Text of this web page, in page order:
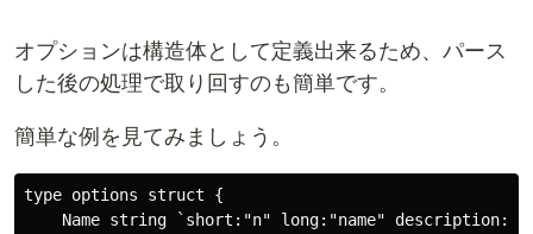
オプションは構造体として定義出来るため、パース
した後の処理で取り回すのも簡単です。
簡単な例を見てみましょう。
type options struct {
Name string `short:"n" long:"name" description: